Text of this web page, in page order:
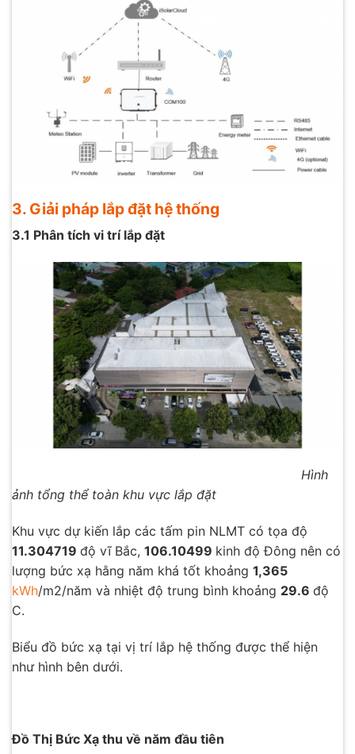
3. Giải pháp lắp đặt hệ thống
3.1 Phân tích vi trí lắp đặt
Hình
ảnh tổng thể toàn khu vực lắp đặt
Khu vực dự kiến lắp các tấm pin NLMT có tọa độ
11.304719 độ vĩ Bắc, 106.10499 kinh độ Đông nên có
lượng bức xạ hằng năm khá tốt khoảng 1,365
kWh/m2/năm và nhiệt độ trung bình khoảng 29.6 độ
C.
Biểu đồ bức xạ tại vị trí lắp hệ thống được thể hiện
như hình bên dưới.
Đồ Thị Bức Xạ thu về năm đầu tiên